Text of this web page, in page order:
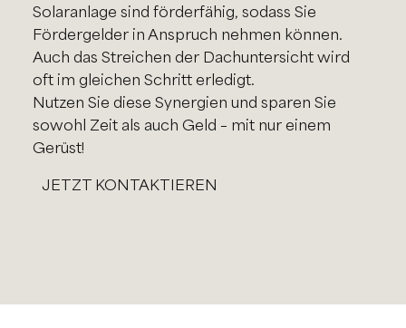
Solaranlage sind förderfähig, sodass Sie
Fördergelder in Anspruch nehmen können.
Auch das Streichen der Dachuntersicht wird
oft im gleichen Schritt erledigt.
Nutzen Sie diese Synergien und sparen Sie
sowohl Zeit als auch Geld – mit nur einem
Gerüst!
JETZT KONTAKTIEREN